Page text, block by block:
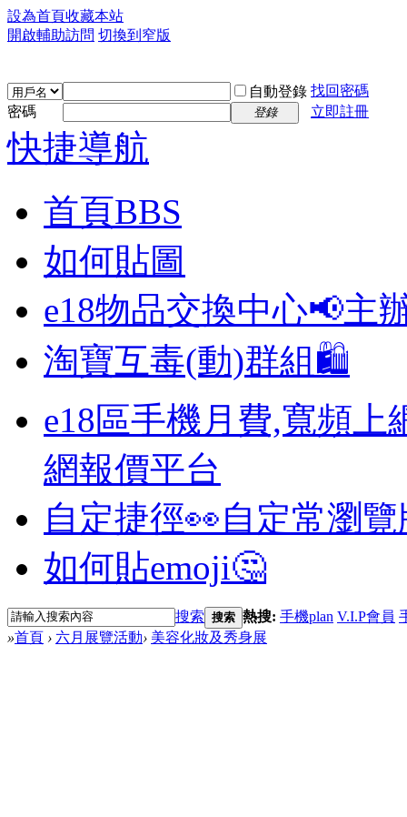
設為首頁收藏本站
開啟輔助訪問 切換到窄版
自動登錄 找回密碼
密碼
登錄 立即註冊
快捷導航
首頁BBS
如何貼圖
e18物品交換中心📢主
淘寶互毒(動)群組🛍️
e18區手機月費,寬頻上
網報價平台
自定捷徑👀自定常瀏
如何貼emoji🤔
搜索 搜索 熱搜: 手機plan V.I.P會員
»首頁 › 六月展覽活動› 美容化妝及秀身展